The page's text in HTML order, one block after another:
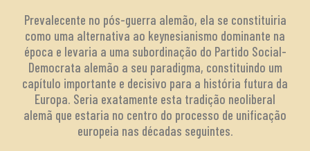
Prevalecente no pós-guerra alemão, ela se constituiria
como uma alternativa ao keynesianismo dominante na
época e levaria a uma subordinação do Partido Social-
Democrata alemão a seu paradigma, constituindo um
capítulo importante e decisivo para a história futura da
Europa. Seria exatamente esta tradição neoliberal
alemã que estaria no centro do processo de unificação
europeia nas décadas seguintes.